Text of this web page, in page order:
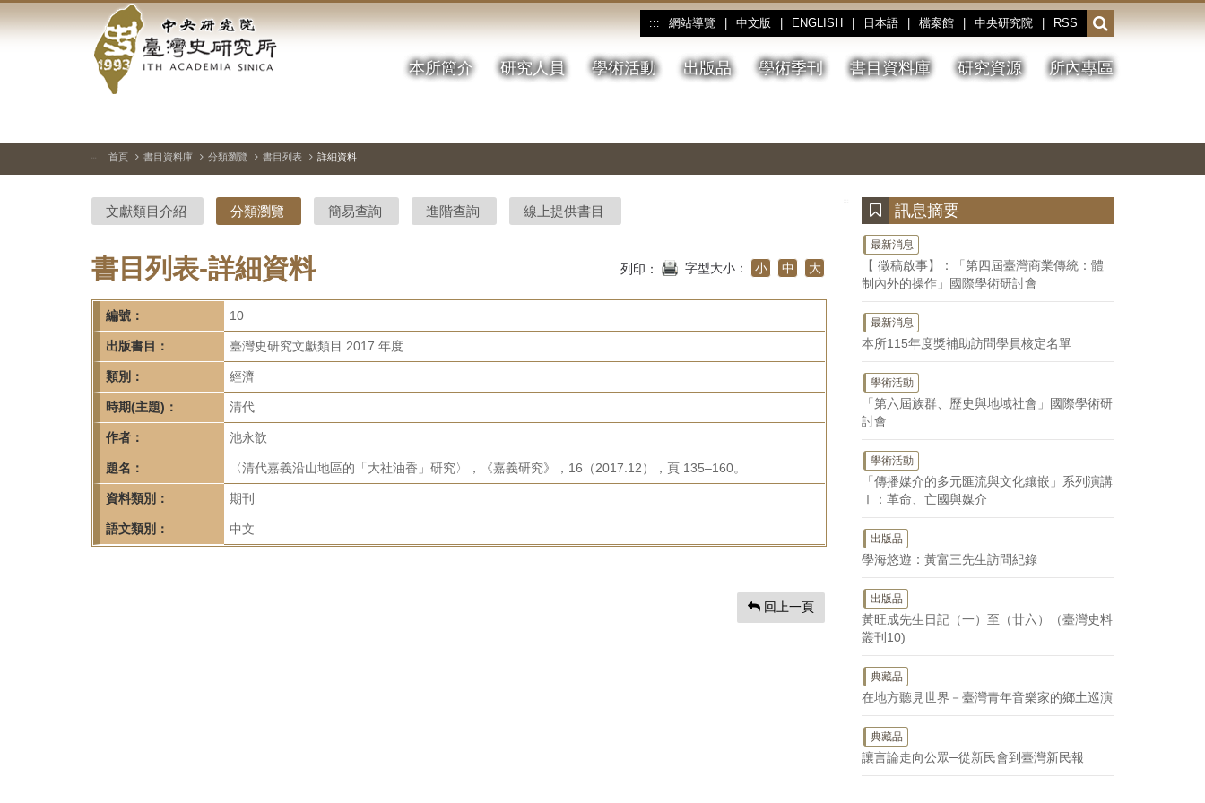
到
中
央
研
院-
臺
灣
史
研
究
所-
首
頁
::: 網站導覽 中文版 ENGLISH 日本語 檔案館 中央研究院 RSS
開
啟
或
收
本所簡介 研究人員 學術活動 出版品 學術季刊 書目資料庫 研究資源 所內專區
停、
圖
圖
結
::: 首頁 書目資料庫 分類瀏覽 書目列表 詳細資料
文獻類目介紹 分類瀏覽 簡易查詢 進階查詢 線上提供書目
書目列表-詳細資料 列印： 字型大小： 小 中 大
編號： 10
出版書目： 臺灣史研究文獻類目 2017 年度
類別： 經濟
時期(主題)： 清代
作者： 池永歆
題名： 〈清代嘉義沿山地區的「大社油香」研究〉，《嘉義研究》，16（2017.12），頁 135–160。
資料類別： 期刊
語文類別： 中文
回上一頁
訊息摘要
最新消息
【 徵稿啟事】：「第四屆臺灣商業傳統：體
制內外的操作」國際學術研討會
最新消息
本所115年度獎補助訪問學員核定名單
學術活動
「第六屆族群、歷史與地域社會」國際學術研
討會
學術活動
「傳播媒介的多元匯流與文化鑲嵌」系列演講
Ⅰ：革命、亡國與媒介
出版品
學海悠遊：黃富三先生訪問紀錄
出版品
黃旺成先生日記（一）至（廿六）（臺灣史料
叢刊10)
典藏品
在地方聽見世界－臺灣青年音樂家的鄉土巡演
典藏品
讓言論走向公眾─從新民會到臺灣新民報